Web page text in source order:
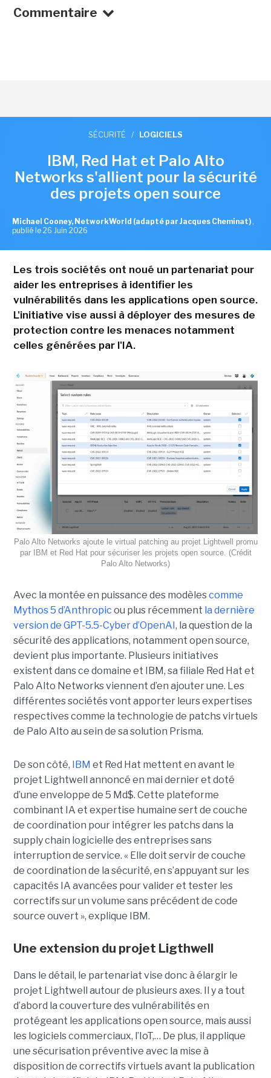
Commentaire
SÉCURITÉ / LOGICIELS
IBM, Red Hat et Palo Alto
Networks s'allient pour la sécurité
des projets open source
Michael Cooney, NetworkWorld (adapté par Jacques Cheminat) ,
publié le 26 Juin 2026
Les trois sociétés ont noué un partenariat pour
aider les entreprises à identifier les
vulnérabilités dans les applications open source.
L'initiative vise aussi à déployer des mesures de
protection contre les menaces notamment
celles générées par l'IA.
Palo Alto Networks ajoute le virtual patching au projet Lightwell promu
par IBM et Red Hat pour sécuriser les projets open source. (Crédit
Palo Alto Networks)
Avec la montée en puissance des modèlescomme
Mythos 5 d’Anthropic ou plus récemment la dernière
version de GPT-5.5-Cyber d’OpenAI , la question de la
sécurité des applications, notamment open source,
devient plus importante. Plusieurs initiatives
existent dans ce domaine et IBM, sa filiale Red Hat et
Palo Alto Networks viennent d’en ajouter une. Les
différentes sociétés vont apporter leurs expertises
respectives comme la technologie de patchs virtuels
de Palo Alto au sein de sa solution Prisma.
De son côté, IBM et Red Hat mettent en avant le
projet Lightwell annoncé en mai dernier et doté
d’une enveloppe de 5 Md$. Cette plateforme
combinant IA et expertise humaine sert de couche
de coordination pour intégrer les patchs dans la
supply chain logicielle des entreprises sans
interruption de service. « Elle doit servir de couche
de coordination de la sécurité, en s’appuyant sur les
capacités IA avancées pour valider et tester les
correctifs sur un volume sans précédent de code
source ouvert », explique IBM.
Une extension du projet Ligthwell
Dans le détail, le partenariat vise donc à élargir le
projet Lightwell autour de plusieurs axes. Il y a tout
d’abord la couverture des vulnérabilités en
protégeant les applications open source, mais aussi
les logiciels commerciaux, l’IoT,… De plus, il applique
une sécurisation préventive avec la mise à
disposition de correctifs virtuels avant la publication